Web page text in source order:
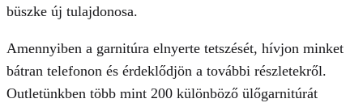
büszke új tulajdonosa.
Amennyiben a garnitúra elnyerte tetszését, hívjon minket
bátran telefonon és érdeklődjön a további részletekről.
Outletünkben több mint 200 különböző ülőgarnitúrát